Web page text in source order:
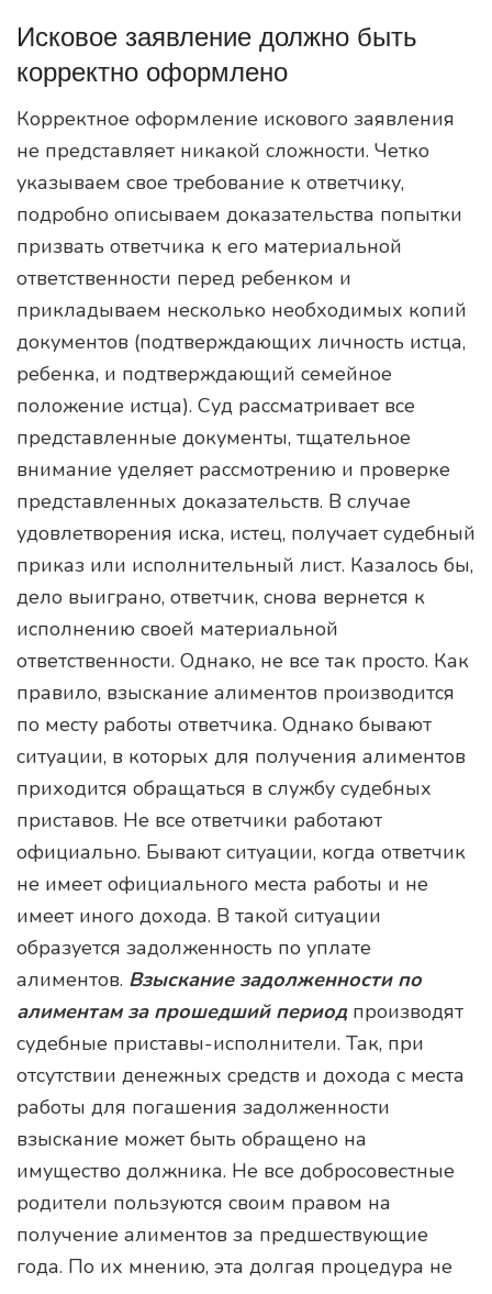
Исковое заявление должно быть
корректно оформлено
Корректное оформление искового заявления
не представляет никакой сложности. Четко
указываем свое требование к ответчику,
подробно описываем доказательства попытки
призвать ответчика к его материальной
ответственности перед ребенком и
прикладываем несколько необходимых копий
документов (подтверждающих личность истца,
ребенка, и подтверждающий семейное
положение истца). Суд рассматривает все
представленные документы, тщательное
внимание уделяет рассмотрению и проверке
представленных доказательств. В случае
удовлетворения иска, истец, получает судебный
приказ или исполнительный лист. Казалось бы,
дело выиграно, ответчик, снова вернется к
исполнению своей материальной
ответственности. Однако, не все так просто. Как
правило, взыскание алиментов производится
по месту работы ответчика. Однако бывают
ситуации, в которых для получения алиментов
приходится обращаться в службу судебных
приставов. Не все ответчики работают
официально. Бывают ситуации, когда ответчик
не имеет официального места работы и не
имеет иного дохода. В такой ситуации
образуется задолженность по уплате
алиментов. Взыскание задолженности по
алиментам за прошедший периодпроизводят
судебные приставы-исполнители. Так, при
отсутствии денежных средств и дохода с места
работы для погашения задолженности
взыскание может быть обращено на
имущество должника. Не все добросовестные
родители пользуются своим правом на
получение алиментов за предшествующие
года. По их мнению, эта долгая процедура не